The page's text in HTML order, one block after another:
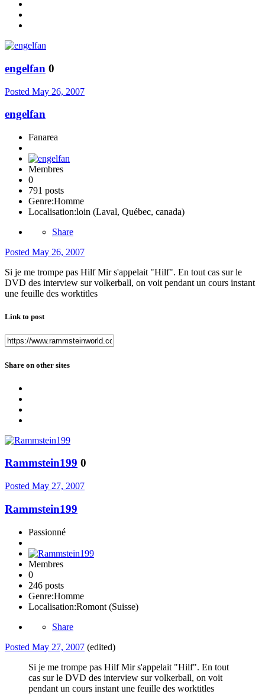
engelfan 0
Posted May 26, 2007
engelfan
Fanarea
Membres
0
791 posts
Genre:Homme
Localisation:loin (Laval, Québec, canada)
Share
Posted May 26, 2007
Si je me trompe pas Hilf Mir s'appelait "Hilf". En tout cas sur le
DVD des interview sur volkerball, on voit pendant un cours instant
une feuille des worktitles
Link to post
Share on other sites
Rammstein199 0
Posted May 27, 2007
Rammstein199
Passionné
Membres
0
246 posts
Genre:Homme
Localisation:Romont (Suisse)
Share
Posted May 27, 2007 (edited)
Si je me trompe pas Hilf Mir s'appelait "Hilf". En tout
cas sur le DVD des interview sur volkerball, on voit
pendant un cours instant une feuille des worktitles